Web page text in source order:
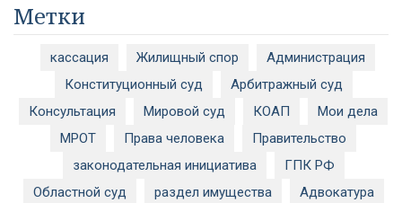
Метки
кассация Жилищный спор
Администрация
Конституционный суд
Арбитражный суд
Консультация
Мировой суд КОАП
Мои дела
МРОТ
Права человека
Правительство
законодательная инициатива
ГПК РФ
Областной суд
раздел имущества
Адвокатура